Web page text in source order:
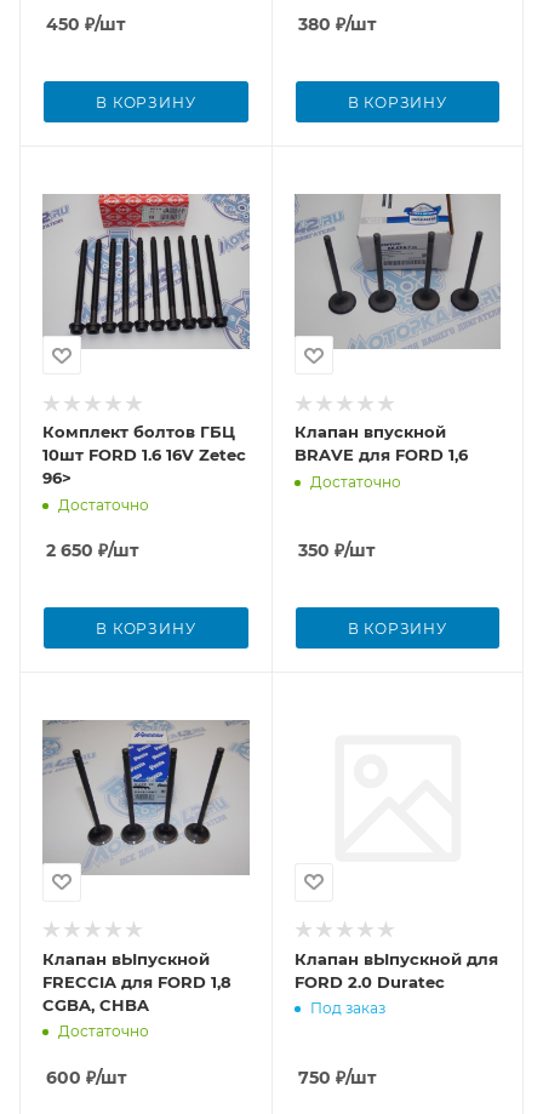
450 ₽/шт
В КОРЗИНУ
380 ₽/шт
В КОРЗИНУ
Комплект болтов ГБЦ
10шт FORD 1.6 16V Zetec
96>
Достаточно
2 650 ₽/шт
В КОРЗИНУ
Клапан впускной
BRAVE для FORD 1,6
Достаточно
350 ₽/шт
В КОРЗИНУ
Клапан вЫпускной
FRECCIA для FORD 1,8
CGBA, CHBA
Достаточно
600 ₽/шт
Клапан вЫпускной для
FORD 2.0 Duratec
Под заказ
750 ₽/шт